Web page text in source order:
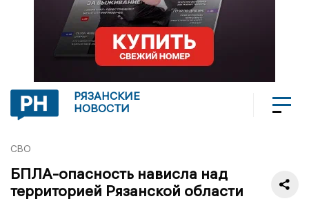
РЯЗАНСКИЕ
НОВОСТИ
СВО
БПЛА-опасность нависла над
территорией Рязанской области